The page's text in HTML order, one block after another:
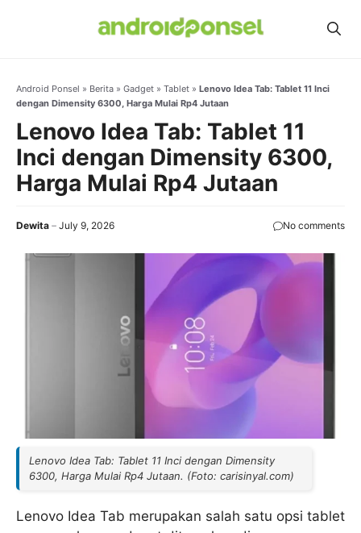
Android Ponsel » Berita » Gadget » Tablet » Lenovo Idea Tab: Tablet 11 Inci
dengan Dimensity 6300, Harga Mulai Rp4 Jutaan
Lenovo Idea Tab: Tablet 11
Inci dengan Dimensity 6300,
Harga Mulai Rp4 Jutaan
Dewita July 9, 2026 No comments
Lenovo Idea Tab: Tablet 11 Inci dengan Dimensity
6300, Harga Mulai Rp4 Jutaan. (Foto: carisinyal.com)
Lenovo Idea Tab merupakan salah satu opsi tablet